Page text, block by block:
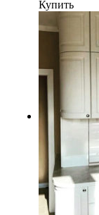
Купить